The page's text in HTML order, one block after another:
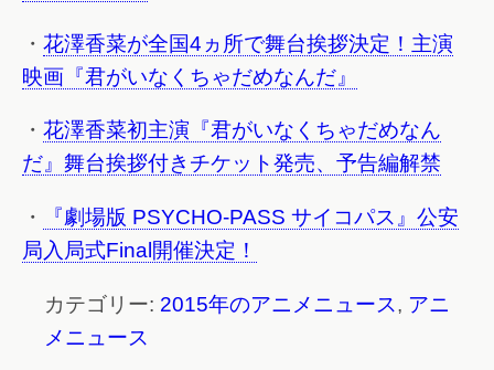
・ 花澤香菜が全国4ヵ所で舞台挨拶決定！主演
映画『君がいなくちゃだめなんだ』
・ 花澤香菜初主演『君がいなくちゃだめなん
だ』舞台挨拶付きチケット発売、予告編解禁
・
『劇場版 PSYCHO-PASS サイコパス』公安
局入局式Final開催決定！
カテゴリー: 2015年のアニメニュース, アニ
メニュース